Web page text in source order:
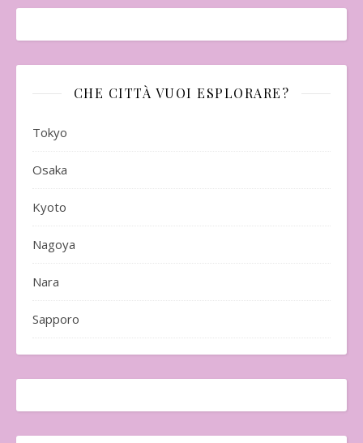
CHE CITTÀ VUOI ESPLORARE?
Tokyo
Osaka
Kyoto
Nagoya
Nara
Sapporo